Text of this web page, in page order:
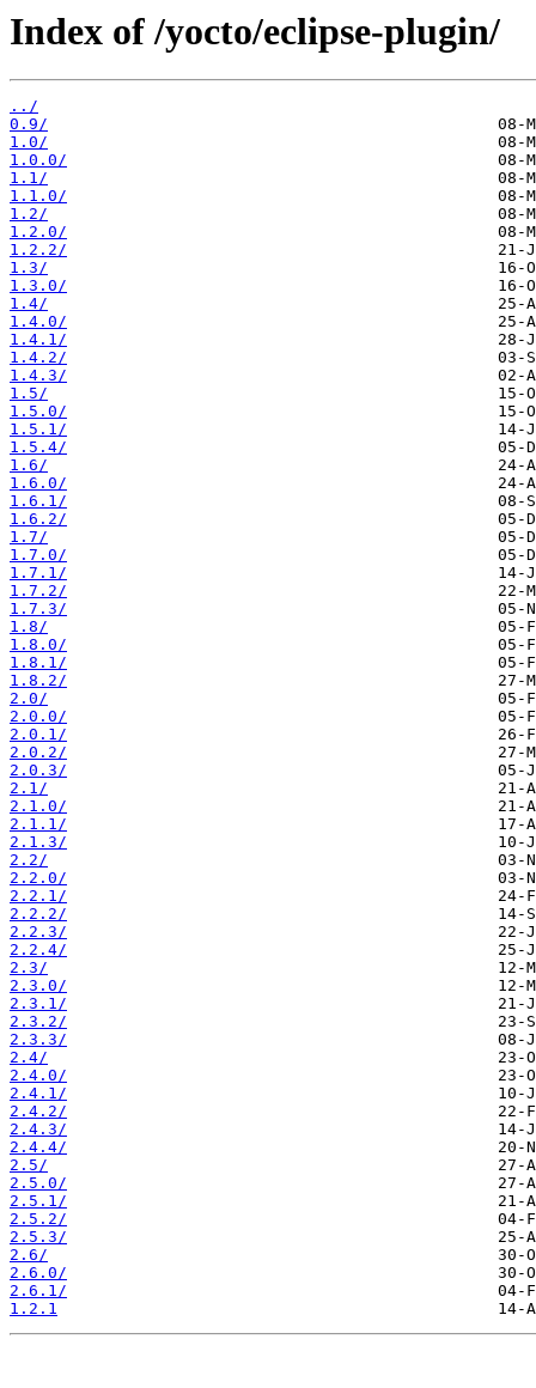
Index of /yocto/eclipse-plugin/
../
0.9/
1.0/
1.0.0/
1.1/
1.1.0/
1.2/
1.2.0/
1.2.2/
1.3/
1.3.0/
1.4/
1.4.0/
1.4.1/
1.4.2/
1.4.3/
1.5/
1.5.0/
1.5.1/
1.5.4/
1.6/
1.6.0/
1.6.1/
1.6.2/
1.7/
1.7.0/
1.7.1/
1.7.2/
1.7.3/
1.8/
1.8.0/
1.8.1/
1.8.2/
2.0/
2.0.0/
2.0.1/
2.0.2/
2.0.3/
2.1/
2.1.0/
2.1.1/
2.1.3/
2.2/
2.2.0/
2.2.1/
2.2.2/
2.2.3/
2.2.4/
2.3/
2.3.0/
2.3.1/
2.3.2/
2.3.3/
2.4/
2.4.0/
2.4.1/
2.4.2/
2.4.3/
2.4.4/
2.5/
2.5.0/
2.5.1/
2.5.2/
2.5.3/
2.6/
2.6.0/
2.6.1/
1.2.1